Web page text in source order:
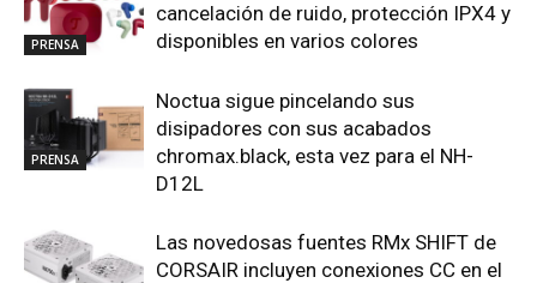
PRENSA
cancelación de ruido, protección IPX4 y
disponibles en varios colores
PRENSA
Noctua sigue pincelando sus
disipadores con sus acabados
chromax.black, esta vez para el NH-
D12L
Las novedosas fuentes RMx SHIFT de
CORSAIR incluyen conexiones CC en el